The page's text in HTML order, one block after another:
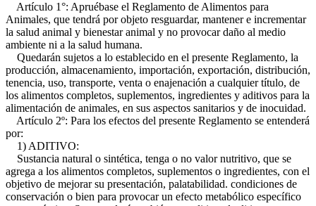
Artículo 1°: Apruébase el Reglamento de Alimentos para
Animales, que tendrá por objeto resguardar, mantener e incrementar
la salud animal y bienestar animal y no provocar daño al medio
ambiente ni a la salud humana.
Quedarán sujetos a lo establecido en el presente Reglamento, la
producción, almacenamiento, importación, exportación, distribución,
tenencia, uso, transporte, venta o enajenación a cualquier título, de
los alimentos completos, suplementos, ingredientes y aditivos para la
alimentación de animales, en sus aspectos sanitarios y de inocuidad.
Artículo 2º: Para los efectos del presente Reglamento se entenderá
por:
1) ADITIVO:
Sustancia natural o sintética, tenga o no valor nutritivo, que se
agrega a los alimentos completos, suplementos o ingredientes, con el
objetivo de mejorar su presentación, palatabilidad. condiciones de
conservación o bien para provocar un efecto metabólico específico